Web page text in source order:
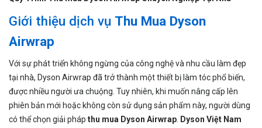
Giới thiệu dịch vụ Thu Mua Dyson
Airwrap
Với sự phát triển không ngừng của công nghệ và nhu cầu làm đẹp
tại nhà, Dyson Airwrap đã trở thành một thiết bị làm tóc phổ biến,
được nhiều người ưa chuộng. Tuy nhiên, khi muốn nâng cấp lên
phiên bản mới hoặc không còn sử dụng sản phẩm này, người dùng
có thể chọn giải pháp thu mua Dyson Airwrap Dyson Việt Nam